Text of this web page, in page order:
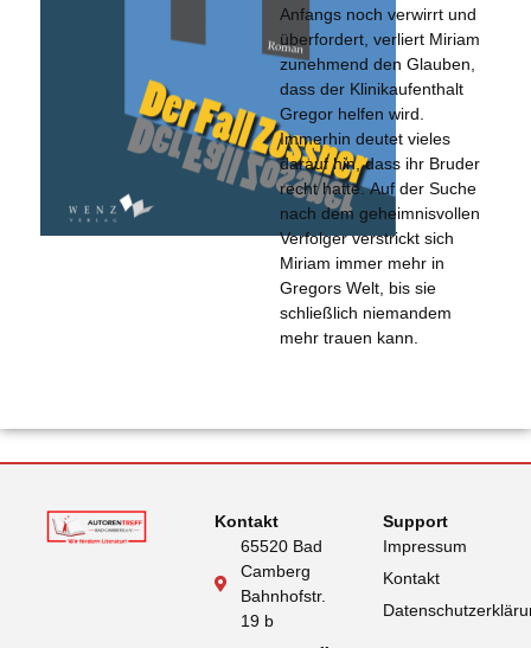
Anfangs noch verwirrt und
überfordert, verliert Miriam
zunehmend den Glauben,
dass der Klinikaufenthalt
Gregor helfen wird.
Immerhin deutet vieles
darauf hin, dass ihr Bruder
recht hatte. Auf der Suche
nach dem geheimnisvollen
Verfolger verstrickt sich
Miriam immer mehr in
Gregors Welt, bis sie
schließlich niemandem
mehr trauen kann.
Kontakt
65520 Bad
Camberg
Bahnhofstr.
19 b
Support
Impressum
Kontakt